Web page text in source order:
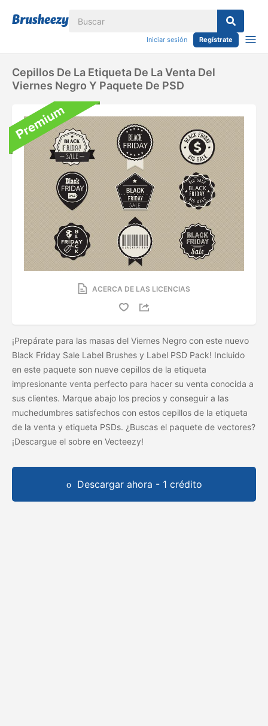
Iniciar sesión Regístrate
Cepillos De La Etiqueta De La Venta Del
Viernes Negro Y Paquete De PSD
ACERCA DE LAS LICENCIAS
¡Prepárate para las masas del Viernes Negro con este nuevo
Black Friday Sale Label Brushes y Label PSD Pack! Incluido
en este paquete son nueve cepillos de la etiqueta
impresionante venta perfecto para hacer su venta conocida a
sus clientes. Marque abajo los precios y conseguir a las
muchedumbres satisfechos con estos cepillos de la etiqueta
de la venta y etiqueta PSDs. ¿Buscas el paquete de vectores?
¡Descargue el sobre en Vecteezy!
Descargar ahora - 1 crédito